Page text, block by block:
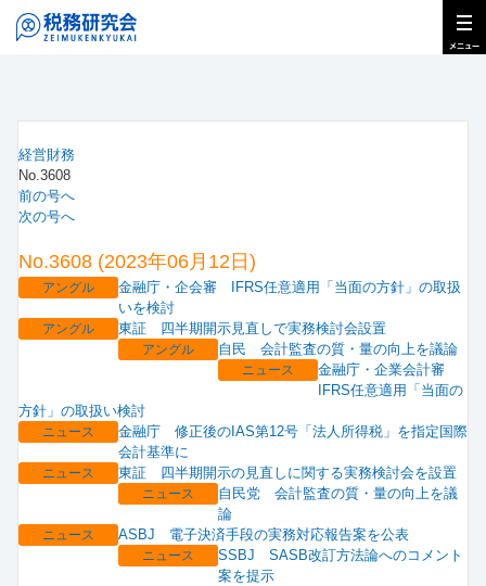
経営財務
No.3608
前の号へ
次の号へ
No.3608 (2023年06月12日)
アングル
金融庁・企会審 IFRS任意適用「当面の方針」の取扱
いを検討
アングル 東証 四半期開示見直しで実務検討会設置
アングル 自民 会計監査の質・量の向上を議論
ニュース
金融庁・企業会計審
IFRS任意適用「当面の
方針」の取扱い検討
ニュース
金融庁 修正後のIAS第12号「法人所得税」を指定国際
会計基準に
ニュース 東証 四半期開示の見直しに関する実務検討会を設置
ニュース
自民党 会計監査の質・量の向上を議
論
ニュース ASBJ 電子決済手段の実務対応報告案を公表
ニュース
SSBJ SASB改訂方法論へのコメント
案を提示